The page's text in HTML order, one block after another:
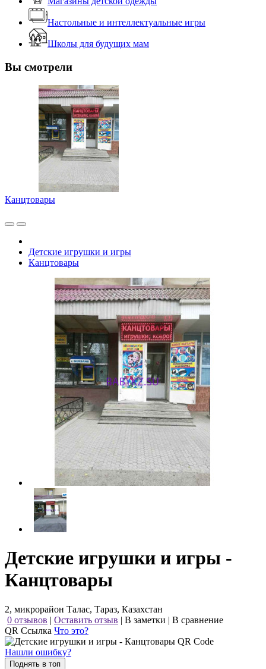
Настольные и интеллектуальные игры
Школы для будущих мам
Вы смотрели
Канцтовары
Детские игрушки и игры
Канцтовары
Детские игрушки и игры -
Канцтовары
2, микрорайон Талас, Тараз, Казахстан
0 отзывов | Оставить отзыв | В заметки | В сравнение
QR Ссылка Что это?
Нашли ошибку?
Поднять в топ